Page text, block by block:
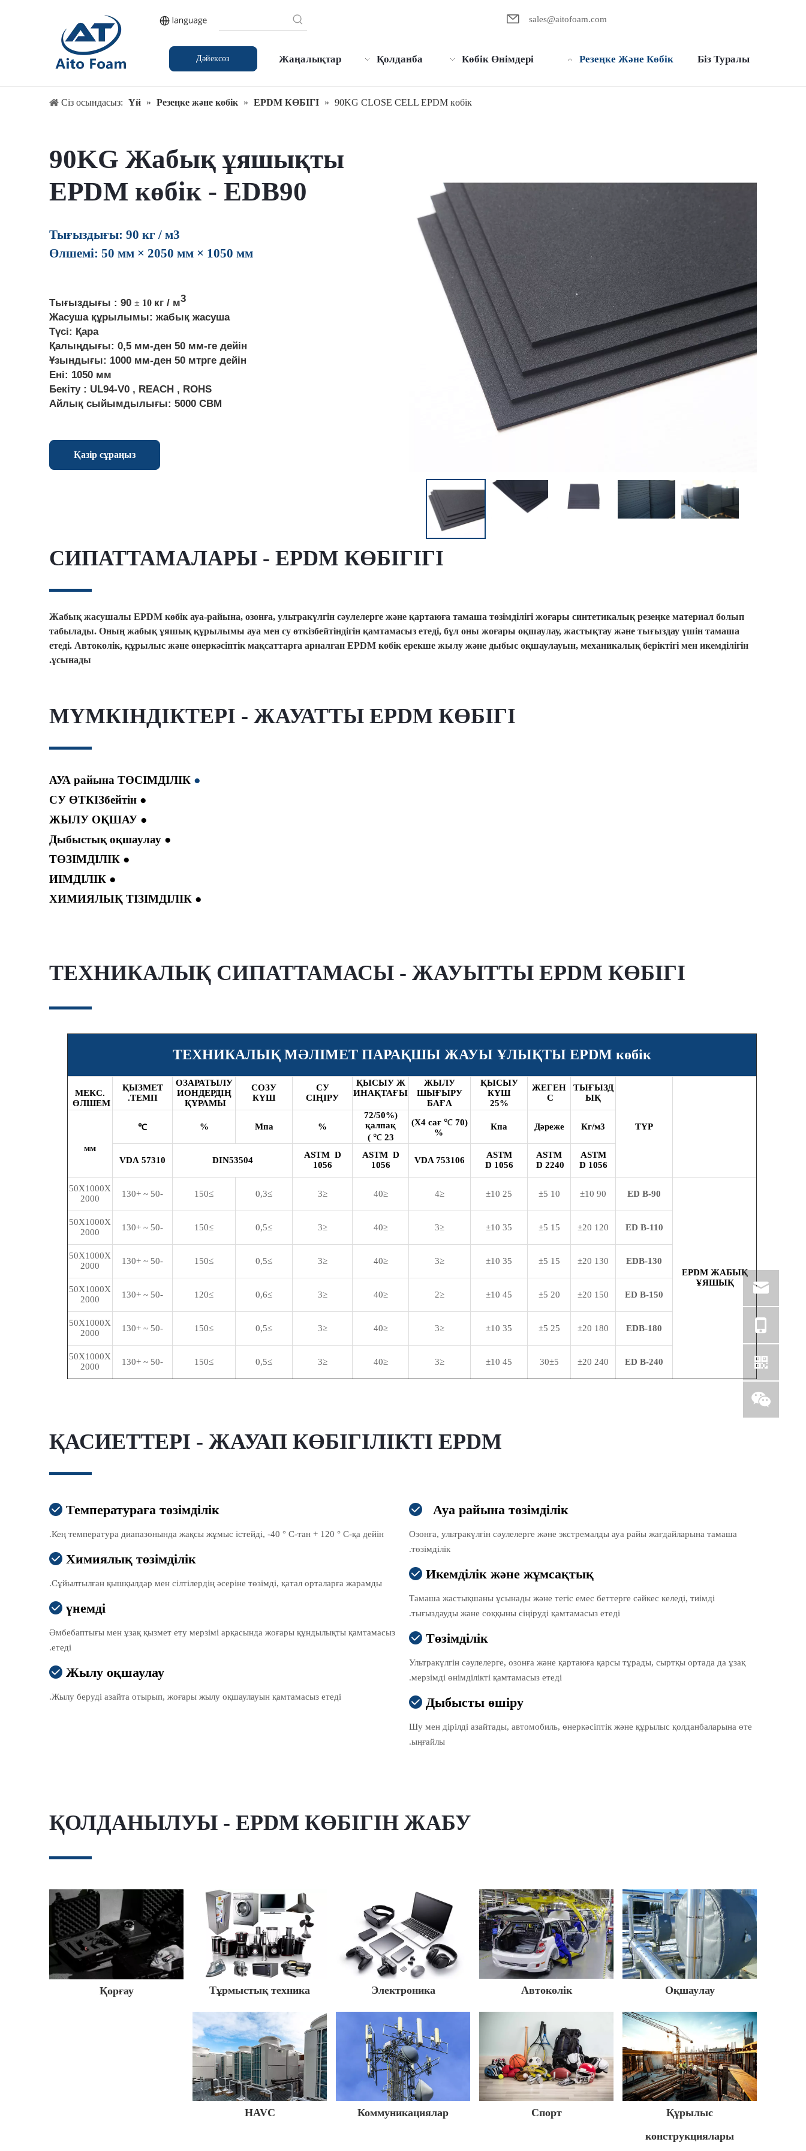
 sales@aitofoam.com
Біз Туралы
Резеңке Және Көбік
Көбік Өнімдері
Қолданба
Жаңалықтар
Дәйексөз
Сіз осындасыз: Үй » Резеңке және көбік » EPDM КӨБІГІ » 90KG CLOSE CELL EPDM көбік
90KG Жабық ұяшықты
EPDM көбік - EDB90
Тығыздығы: 90 кг / м3
Өлшемі: 50 мм × 2050 мм × 1050 мм
Тығыздығы : 90 ± 10 кг / м3
Жасуша құрылымы: жабық жасуша
Түсі: Қара
Қалыңдығы: 0,5 мм-ден 50 мм-ге дейін
Ұзындығы: 1000 мм-ден 50 мтрге дейін
Ені: 1050 мм
Бекіту : UL94-V0 , REACH , ROHS
Айлық сыйымдылығы: 5000 CBM
Қазір сұраңыз
СИПАТТАМАЛАРЫ - EPDM КӨБІГІГІ
Жабық жасушалы EPDM көбік ауа-райына, озонға, ультракүлгін сәулелерге және қартаюға тамаша төзімділігі жоғары синтетикалық резеңке материал болып
табылады. Оның жабық ұяшық құрылымы ауа мен су өткізбейтіндігін қамтамасыз етеді, бұл оны жоғары оқшаулау, жастықтау және тығыздау үшін тамаша
етеді. Автокөлік, құрылыс және өнеркәсіптік мақсаттарға арналған EPDM көбік ерекше жылу және дыбыс оқшаулауын, механикалық беріктігі мен икемділігін
ұсынады.
МҮМКІНДІКТЕРІ - ЖАУАТТЫ EPDM КӨБІГІ
●
АУА райына ТӨСІМДІЛІК
● СУ ӨТКІЗбейтін
● ЖЫЛУ ОҚШАУ
● Дыбыстық оқшаулау
● ТӨЗІМДІЛІК
● ИІМДІЛІК
● ХИМИЯЛЫҚ ТІЗІМДІЛІК
ТЕХНИКАЛЫҚ СИПАТТАМАСЫ - ЖАУЫТТЫ EPDM КӨБІГІ
ТЕХНИКАЛЫҚ МӘЛІМЕТ ПАРАҚШЫ ЖАУЫ ҰЛЫҚТЫ EPDM көбік
ТҮР
ТЫҒЫЗД
ЫҚ
ЖЕГЕН
С
ҚЫСЫУ
КҮШ
25%
ЖЫЛУ
ШЫҒЫРУ
БАҒА
ҚЫСЫУ Ж
ИНАҚТАҒЫ
СУ
СІҢІРУ
СОЗУ
КҮШ
ОЗАРАТЫЛУ
ИОНДЕРДІҢ
ҚҰРАМЫ
ҚЫЗМЕТ
ТЕМП
.
МЕКС.
ӨЛШЕМ
Кг/м3
Дәреже
Кпа
(70
℃
X4 сағ)
%
(50%/72
қалпақ
23
℃
)
%
Мпа
%
℃
мм
ASTM
D 1056
ASTM
D 2240
ASTM
D 1056
VDA 753106
ASTM D
1056
ASTM D
1056
DIN53504
VDA 57310
EPDM ЖАБЫҚ
ҰЯШЫҚ
ED B-90
90 ±10
10 ±5
25 ±10
≤4
≤40
≤3
≥0,3
≥150
-50 ~ +130
50X1000X
2000
ED B-110
120 ±20
15 ±5
35 ±10
≤3
≤40
≤3
≥0,5
≥150
-50 ~ +130
50X1000X
2000
EDB-130
130 ±20
15 ±5
35 ±10
≤3
≤40
≤3
≥0,5
≥150
-50 ~ +130
50X1000X
2000
ED B-150
150 ±20
20 ±5
45 ±10
≤2
≤40
≤3
≥0,6
≥120
-50 ~ +130
50X1000X
2000
EDB-180
180 ±20
25 ±5
35 ±10
≤3
≤40
≤3
≥0,5
≥150
-50 ~ +130
50X1000X
2000
ED B-240
240 ±20
30±5
45 ±10
≤3
≤40
≤3
≥0,5
≥150
-50 ~ +130
50X1000X
2000
ҚАСИЕТТЕРІ - ЖАУАП КӨБІГІЛІКТІ EPDM
 Ауа райына төзімділік
Озонға, ультракүлгін сәулелерге және экстремалды ауа райы жағдайларына тамаша
төзімділік.
 Икемділік және жұмсақтық
Тамаша жастықшаны ұсынады және тегіс емес беттерге сәйкес келеді, тиімді
тығыздауды және соққыны сіңіруді қамтамасыз етеді.
 Төзімділік
Ультракүлгін сәулелерге, озонға және қартаюға қарсы тұрады, сыртқы ортада да ұзақ
мерзімді өнімділікті қамтамасыз етеді.
 Дыбысты өшіру
Шу мен дірілді азайтады, автомобиль, өнеркәсіптік және құрылыс қолданбаларына өте
ыңғайлы.
 Температураға төзімділік
Кең температура диапазонында жақсы жұмыс істейді, -40 ° C-тан + 120 ° C-қа дейін.
 Химиялық төзімділік
Сұйылтылған қышқылдар мен сілтілердің әсеріне төзімді, қатал орталарға жарамды.
 үнемді
Әмбебаптығы мен ұзақ қызмет ету мерзімі арқасында жоғары құндылықты қамтамасыз
етеді.
 Жылу оқшаулау
Жылу беруді азайта отырып, жоғары жылу оқшаулауын қамтамасыз етеді.
ҚОЛДАНЫЛУЫ - EPDM КӨБІГІН ЖАБУ
Оқшаулау
Автокөлік
Электроника
Тұрмыстық техника
Қорғау
Құрылыс
конструкциялары
Спорт
Коммуникациялар
HAVC